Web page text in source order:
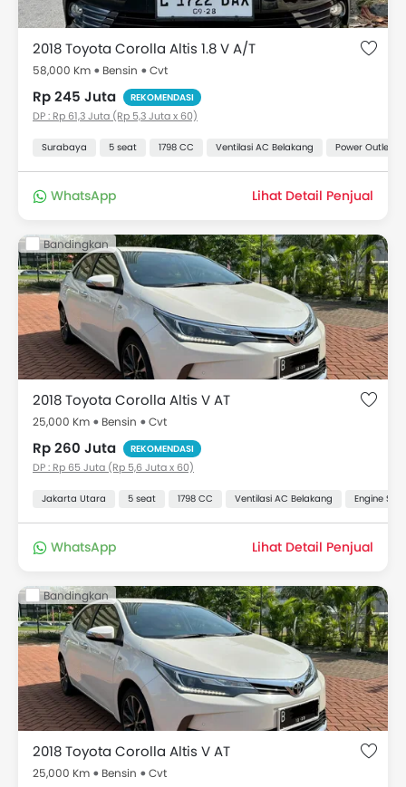
2018 Toyota Corolla Altis 1.8 V A/T
58,000 Km Bensin Cvt
Rp 245 Juta REKOMENDASI
DP : Rp 61,3 Juta (Rp 5,3 Juta x 60)
Surabaya 5 seat 1798 CC Ventilasi AC Belakang Power Outlet
WhatsApp Lihat Detail Penjual
Bandingkan
2018 Toyota Corolla Altis V AT
25,000 Km Bensin Cvt
Rp 260 Juta REKOMENDASI
DP : Rp 65 Juta (Rp 5,6 Juta x 60)
Jakarta Utara 5 seat 1798 CC Ventilasi AC Belakang Engine
WhatsApp Lihat Detail Penjual
Bandingkan
2018 Toyota Corolla Altis V AT
25,000 Km Bensin Cvt